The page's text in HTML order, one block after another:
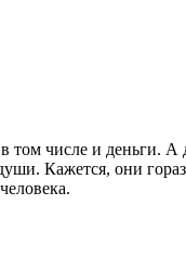
числе и деньги.
Кажется, они